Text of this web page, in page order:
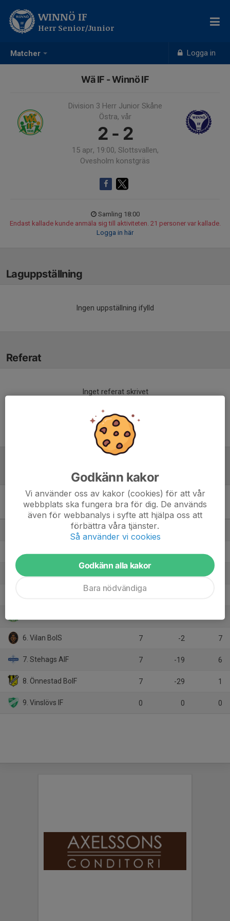
Matcher Logga in
WINNÖ IF
Herr Senior/Junior
Wä IF - Winnö IF
Division 3 Herr Junior Skåne
Östra, vår
2 - 2
15 apr, 19:00, Slottsvallen,
Ovesholm konstgräs
Samling 18:00
Endast kallade kunde anmäla sig till aktiviteten. 21 personer var kallade.
Logga in här
Laguppställning
Ingen uppställning ifylld
Referat
Inget referat skrivet
Division 3 Herr Junior
Skåne Östra, vår
M
1. Åhus Horna BK 7
7 14
7
6. Vilan BoIS 7 -2 7
7. Stehags AIF 7 -19 6
8. Önnestad BoIF 7 -29 1
9. Vinslövs IF 0 0 0
Godkänn kakor
Vi använder oss av kakor (cookies) för att vår
webbplats ska fungera bra för dig. De används
även för webbanalys i syfte att hjälpa oss att
förbättra våra tjänster.
Så använder vi cookies
Godkänn alla kakor
Bara nödvändiga